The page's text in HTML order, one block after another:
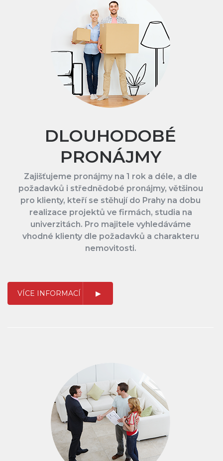
DLOUHODOBÉ
PRONÁJMY
Zajišťujeme pronájmy na 1 rok a déle, a dle
požadavků i střednědobé pronájmy, většinou
pro klienty, kteří se stěhují do Prahy na dobu
realizace projektů ve firmách, studia na
univerzitách. Pro majitele vyhledáváme
vhodné klienty dle požadavků a charakteru
nemovitosti.
VÍCE INFORMACÍ